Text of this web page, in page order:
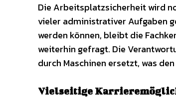
Die Arbeitsplatzsicherheit wird
vieler administrativer Aufgaben
werden können, bleibt die
weiterhin gefragt. Die
durch Maschinen ersetzt, was
Vielseitige